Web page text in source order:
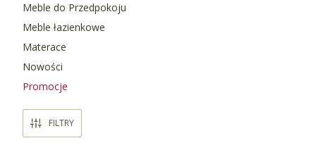
Meble do Przedpokoju
Meble łazienkowe
Materace
Nowości
Promocje
FILTRY